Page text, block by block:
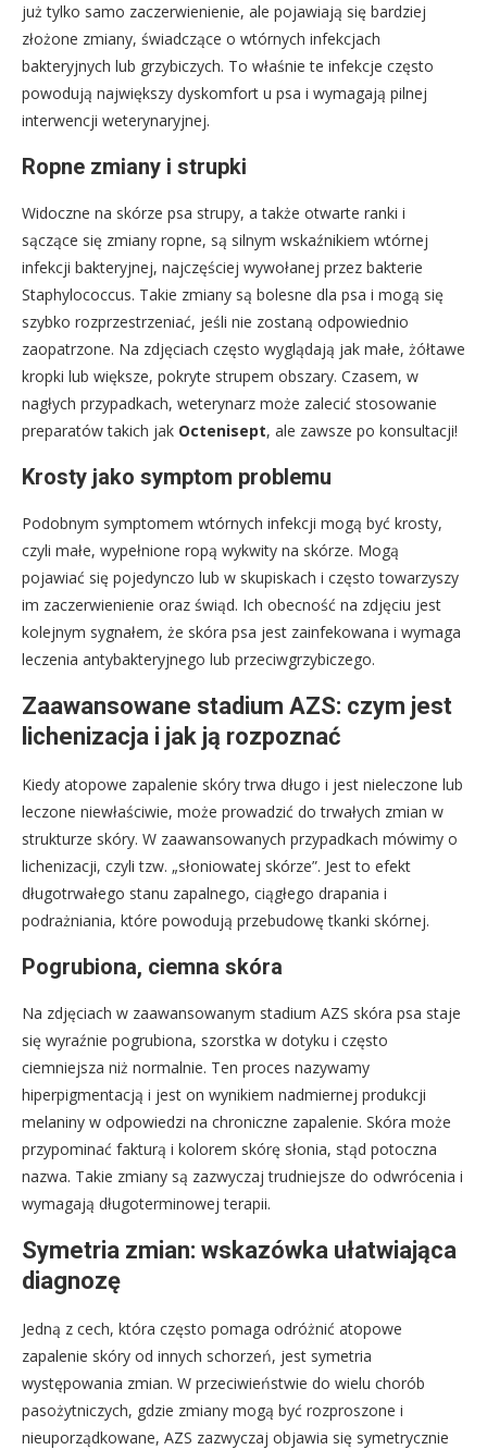
już tylko samo zaczerwienienie, ale pojawiają się bardziej
złożone zmiany, świadczące o wtórnych infekcjach
bakteryjnych lub grzybiczych. To właśnie te infekcje często
powodują największy dyskomfort u psa i wymagają pilnej
interwencji weterynaryjnej.
Ropne zmiany i strupki
Widoczne na skórze psa strupy, a także otwarte ranki i
sączące się zmiany ropne, są silnym wskaźnikiem wtórnej
infekcji bakteryjnej, najczęściej wywołanej przez bakterie
Staphylococcus. Takie zmiany są bolesne dla psa i mogą się
szybko rozprzestrzeniać, jeśli nie zostaną odpowiednio
zaopatrzone. Na zdjęciach często wyglądają jak małe, żółtawe
kropki lub większe, pokryte strupem obszary. Czasem, w
nagłych przypadkach, weterynarz może zalecić stosowanie
preparatów takich jak Octenisept, ale zawsze po konsultacji!
Krosty jako symptom problemu
Podobnym symptomem wtórnych infekcji mogą być krosty,
czyli małe, wypełnione ropą wykwity na skórze. Mogą
pojawiać się pojedynczo lub w skupiskach i często towarzyszy
im zaczerwienienie oraz świąd. Ich obecność na zdjęciu jest
kolejnym sygnałem, że skóra psa jest zainfekowana i wymaga
leczenia antybakteryjnego lub przeciwgrzybiczego.
Zaawansowane stadium AZS: czym jest
lichenizacja i jak ją rozpoznać
Kiedy atopowe zapalenie skóry trwa długo i jest nieleczone lub
leczone niewłaściwie, może prowadzić do trwałych zmian w
strukturze skóry. W zaawansowanych przypadkach mówimy o
lichenizacji, czyli tzw. „słoniowatej skórze”. Jest to efekt
długotrwałego stanu zapalnego, ciągłego drapania i
podrażniania, które powodują przebudowę tkanki skórnej.
Pogrubiona, ciemna skóra
Na zdjęciach w zaawansowanym stadium AZS skóra psa staje
się wyraźnie pogrubiona, szorstka w dotyku i często
ciemniejsza niż normalnie. Ten proces nazywamy
hiperpigmentacją i jest on wynikiem nadmiernej produkcji
melaniny w odpowiedzi na chroniczne zapalenie. Skóra może
przypominać fakturą i kolorem skórę słonia, stąd potoczna
nazwa. Takie zmiany są zazwyczaj trudniejsze do odwrócenia i
wymagają długoterminowej terapii.
Symetria zmian: wskazówka ułatwiająca
diagnozę
Jedną z cech, która często pomaga odróżnić atopowe
zapalenie skóry od innych schorzeń, jest symetria
występowania zmian. W przeciwieństwie do wielu chorób
pasożytniczych, gdzie zmiany mogą być rozproszone i
nieuporządkowane, AZS zazwyczaj objawia się symetrycznie